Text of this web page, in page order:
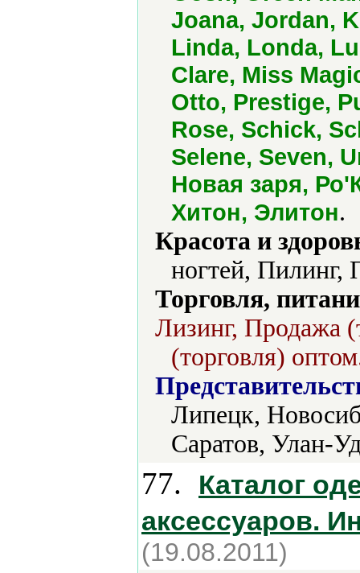
Joana, Jordan,
Linda, Londa,
Clare, Miss
Otto, Prestige,
Rose, Schick,
Selene, Seven,
Новая заря,
Хитон, Элитон.
Красота и
ногтей, Пилинг,
Торговля,
Лизинг, Продажа
(торговля)
Липецк,
Саратов, Улан-
77.
Каталог
аксессуаров.
(19.08.2011)